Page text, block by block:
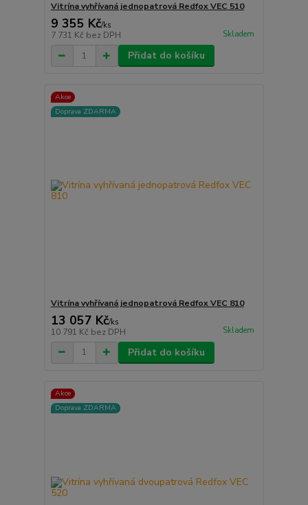
Vitrína vyhřívaná jednopatrová Redfox VEC 510
9 355 Kč/ks
7 731 Kč bez DPH Skladem
Přidat do košíku
Akce
Doprava ZDARMA
Vitrína vyhřívaná jednopatrová Redfox VEC 810
13 057 Kč/ks
10 791 Kč bez DPH Skladem
Přidat do košíku
Akce
Doprava ZDARMA